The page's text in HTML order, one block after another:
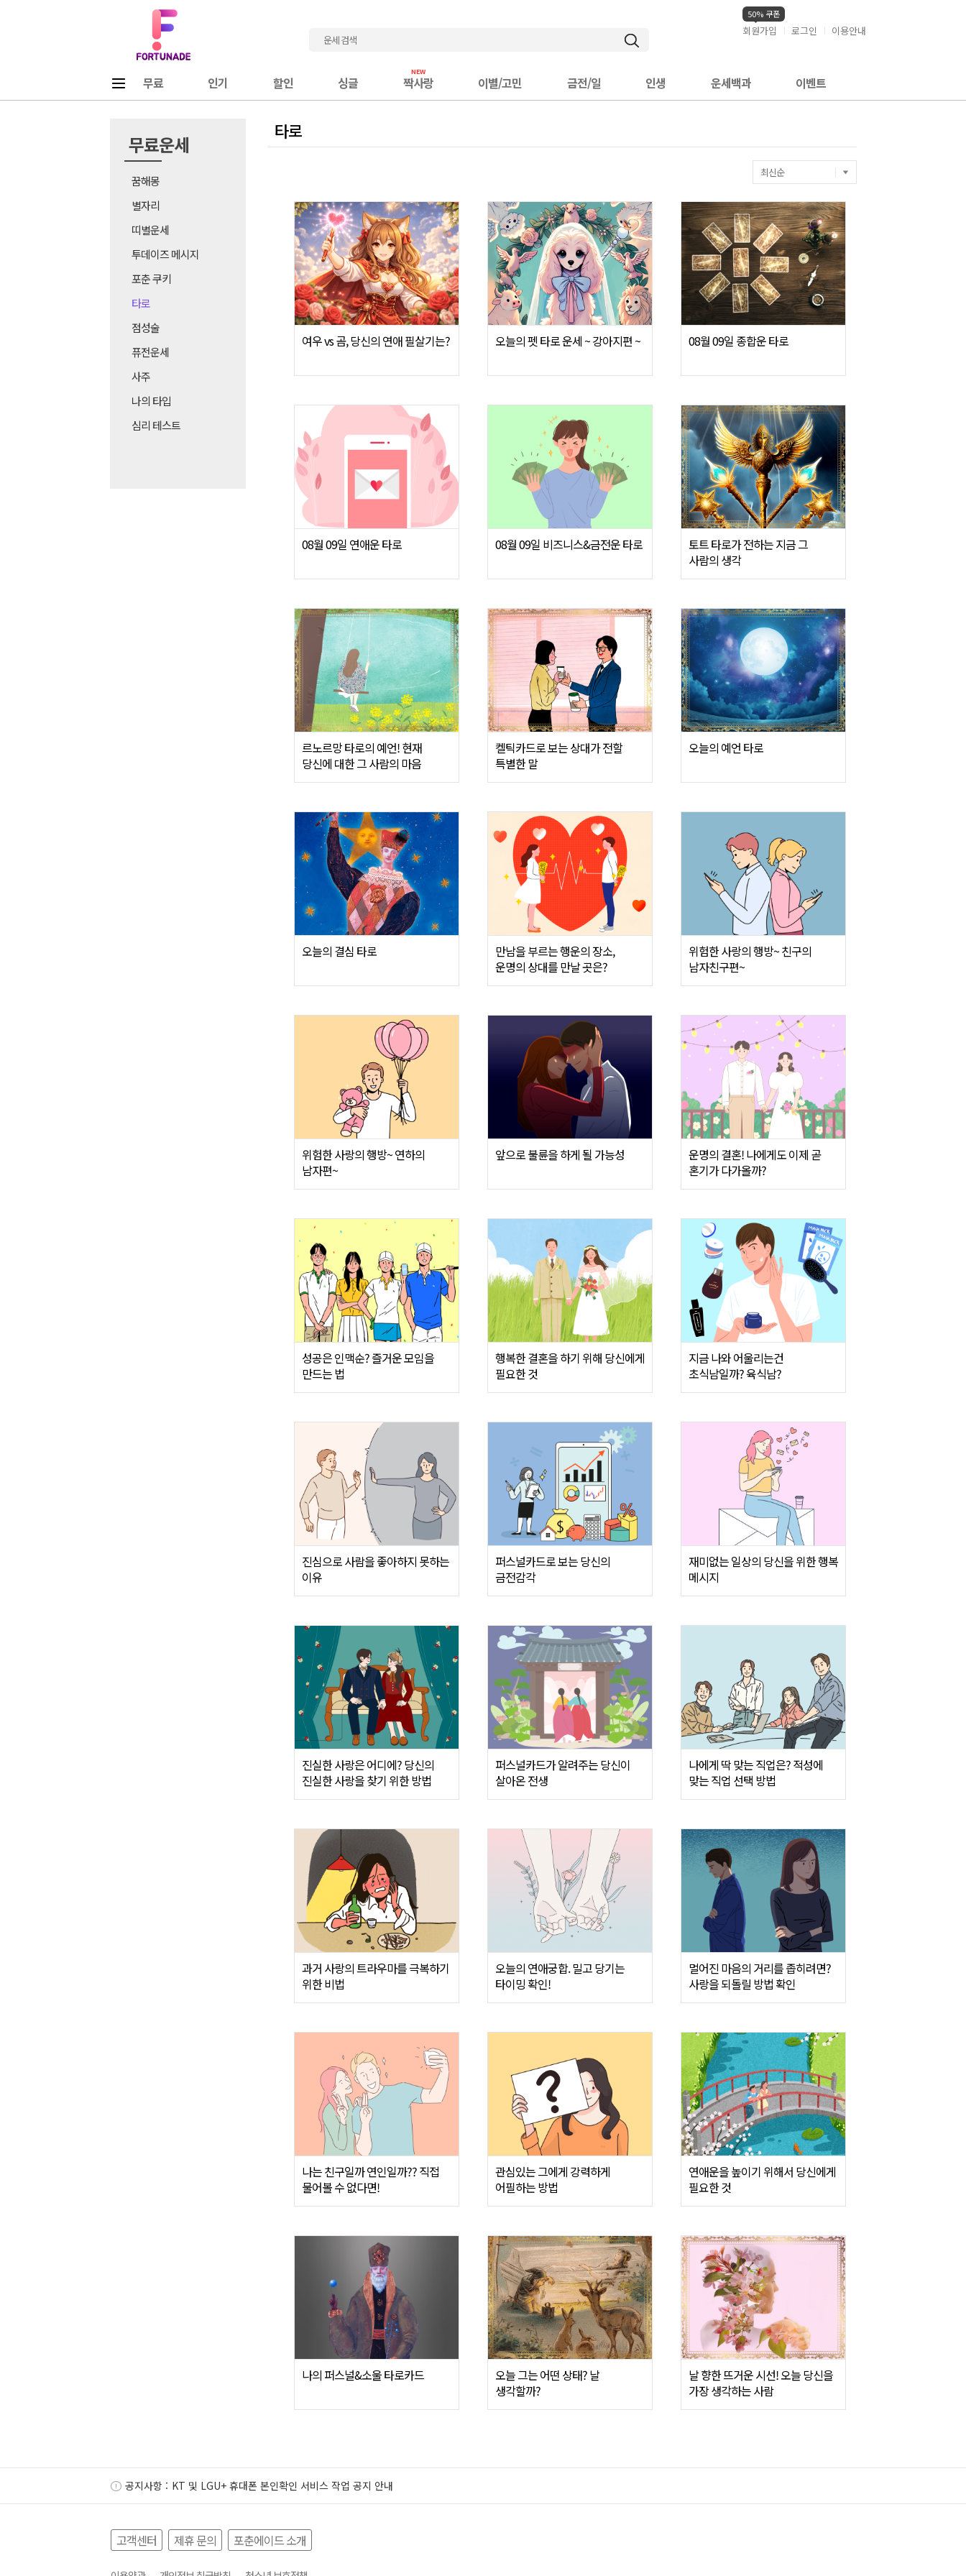
50% 쿠폰
회원가입 로그인 이용안내
무료 인기 할인 싱글 짝사랑 이별/고민 금전/일 인생 운세백과 이벤트
무료운세
꿈해몽
별자리
띠별운세
투데이즈 메시지
포춘 쿠키
타로
점성술
퓨전운세
사주
나의 타입
심리 테스트
타로
여우 vs 곰, 당신의 연애 필살기는? 오늘의 펫 타로 운세 ~ 강아지편 ~ 08월 09일 종합운 타로
08월 09일 연애운 타로 08월 09일 비즈니스&금전운 타로
토트 타로가 전하는 지금 그
사람의 생각
르노르망 타로의 예언! 현재
당신에 대한 그 사람의 마음
켈틱카드로 보는 상대가 전할
특별한 말
오늘의 예언 타로
오늘의 결심 타로
만남을 부르는 행운의 장소,
운명의 상대를 만날 곳은?
위험한 사랑의 행방~ 친구의
남자친구편~
위험한 사랑의 행방~ 연하의
남자편~
앞으로 불륜을 하게 될 가능성
운명의 결혼! 나에게도 이제 곧
혼기가 다가올까?
성공은 인맥순? 즐거운 모임을
만드는 법
행복한 결혼을 하기 위해 당신에게
필요한 것
지금 나와 어울리는건
초식남일까? 육식남?
진심으로 사람을 좋아하지 못하는
이유
퍼스널카드로 보는 당신의
금전감각
재미없는 일상의 당신을 위한 행복
메시지
진실한 사랑은 어디에? 당신의
진실한 사랑을 찾기 위한 방법
퍼스널카드가 알려주는 당신이
살아온 전생
나에게 딱 맞는 직업은? 적성에
맞는 직업 선택 방법
과거 사랑의 트라우마를 극복하기
위한 비법
오늘의 연애궁합. 밀고 당기는
타이밍 확인!
멀어진 마음의 거리를 좁히려면?
사랑을 되돌릴 방법 확인
나는 친구일까 연인일까?? 직접
물어볼 수 없다면!
관심있는 그에게 강력하게
어필하는 방법
연애운을 높이기 위해서 당신에게
필요한 것
나의 퍼스널&소울 타로카드
오늘 그는 어떤 상태? 날
생각할까?
날 향한 뜨거운 시선! 오늘 당신을
가장 생각하는 사람
공지사항 : KT 및 LGU+ 휴대폰 본인확인 서비스 작업 공지 안내
고객센터 제휴 문의 포춘에이드 소개